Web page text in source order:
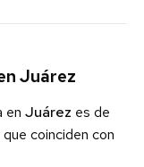
Juárez
en Juárez es de
que coinciden con